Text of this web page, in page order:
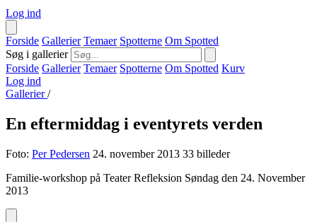
Log ind
Forside Gallerier Temaer Spotterne Om Spotted
Søg i gallerier
Forside Gallerier Temaer Spotterne Om Spotted Kurv
Log ind
Gallerier/
En eftermiddag i eventyrets verden
Foto: Per Pedersen 24. november 2013 33 billeder
Familie-workshop på Teater Refleksion Søndag den 24. November
2013